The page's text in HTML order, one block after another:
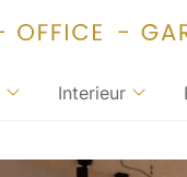
Interieur